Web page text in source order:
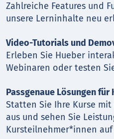
Zahlreiche Features und
unsere Lerninhalte neu
Video-Tutorials und
Erleben Sie Hueber
Webinaren oder testen
Passgenaue Lösungen
Statten Sie Ihre Kurse
aus und sehen Sie
Kursteilnehmer*innen